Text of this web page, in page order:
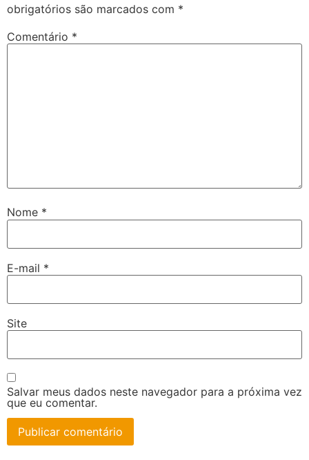
obrigatórios são marcados com *
Comentário *
Nome *
E-mail *
Site
Salvar meus dados neste navegador para a próxima vez
que eu comentar.